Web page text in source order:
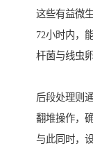
这些有益微
72小时内，
杆菌与线虫
后段处理则
翻堆操作，
与此同时，